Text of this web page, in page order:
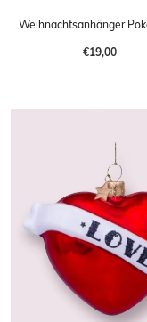
Weihnachtsanhänger
€19,00